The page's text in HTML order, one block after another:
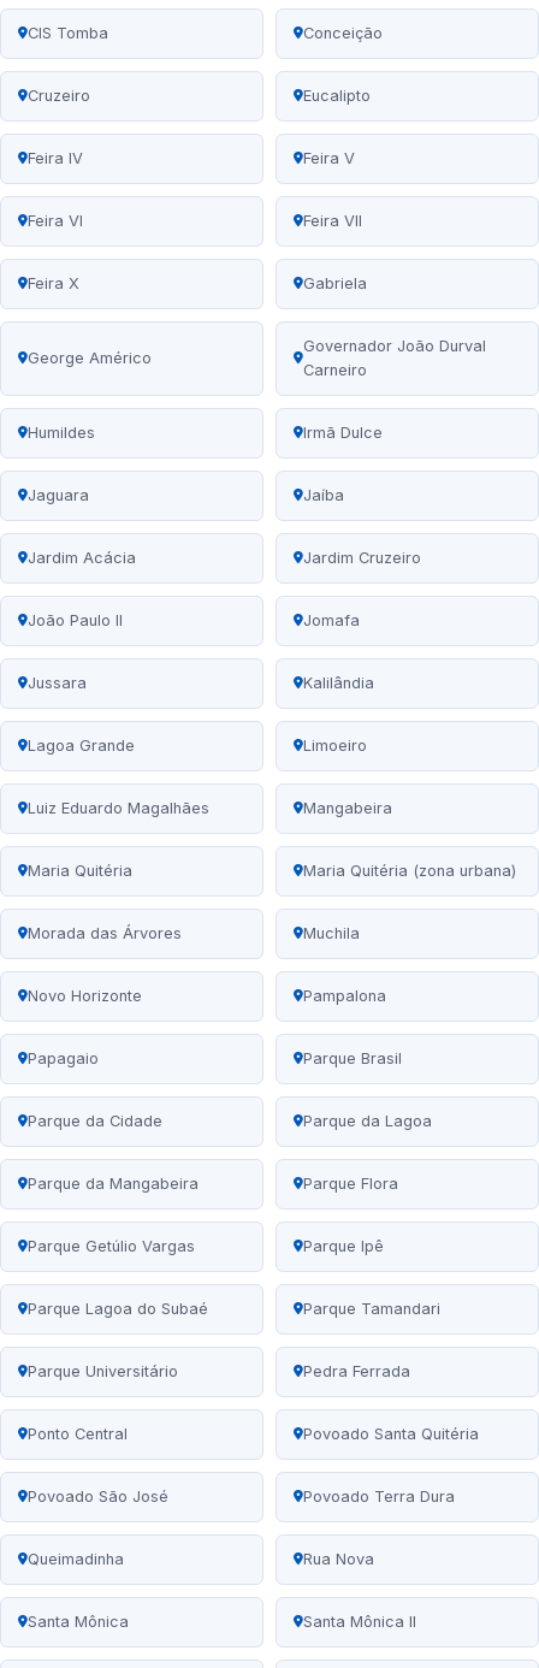
CIS Tomba Conceição
Cruzeiro Eucalipto
Feira IV Feira V
Feira VI Feira VII
Feira X Gabriela
George Américo
Governador João Durval
Carneiro
Humildes Irmã Dulce
Jaguara Jaíba
Jardim Acácia Jardim Cruzeiro
João Paulo II Jomafa
Jussara Kalilândia
Lagoa Grande Limoeiro
Luiz Eduardo Magalhães Mangabeira
Maria Quitéria Maria Quitéria (zona urbana)
Morada das Árvores Muchila
Novo Horizonte Pampalona
Papagaio Parque Brasil
Parque da Cidade Parque da Lagoa
Parque da Mangabeira Parque Flora
Parque Getúlio Vargas Parque Ipê
Parque Lagoa do Subaé Parque Tamandari
Parque Universitário Pedra Ferrada
Ponto Central Povoado Santa Quitéria
Povoado São José Povoado Terra Dura
Queimadinha Rua Nova
Santa Mônica Santa Mônica II